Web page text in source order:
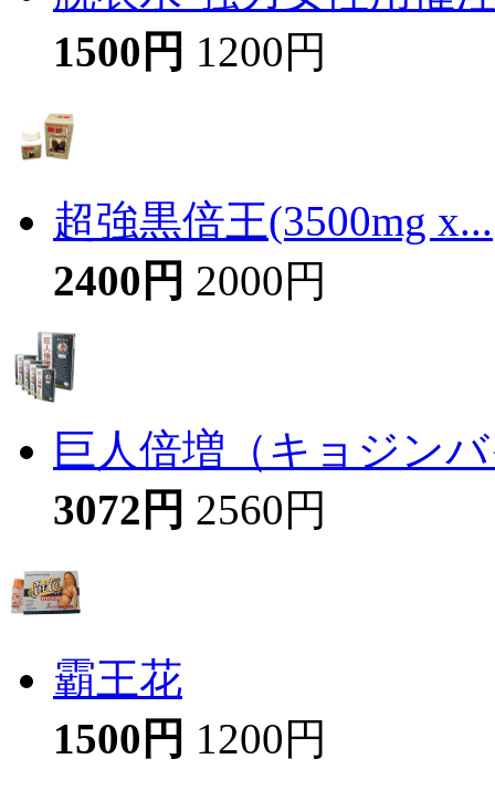
1500円 1200円
超強黒倍王(3500mg x...
2400円 2000円
巨人倍増（キョジン
3072円 2560円
霸王花
1500円 1200円